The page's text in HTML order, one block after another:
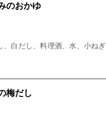
のおかゆ
、白だし、料理酒、水、小ねぎ
梅だし